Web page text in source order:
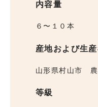
内容量
６〜１０本
産地および生
山形県村山市 農
等級